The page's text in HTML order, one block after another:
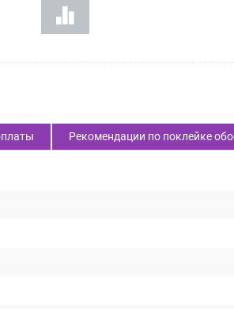
Рекомендации по поклейке